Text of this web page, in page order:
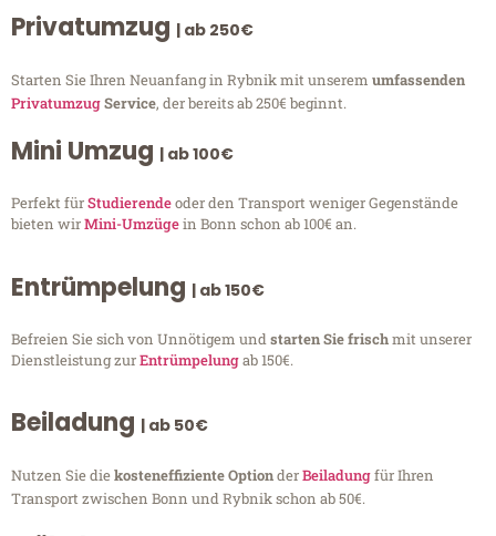
Privatumzug | ab 250€
Starten Sie Ihren Neuanfang in Rybnik mit unserem umfassenden
PrivatumzugService, der bereits ab 250€ beginnt.
Mini Umzug | ab 100€
Perfekt fürStudierendeoder den Transport weniger Gegenstände
bieten wirMini-Umzügein Bonn schon ab 100€ an.
Entrümpelung | ab 150€
Befreien Sie sich von Unnötigem undstarten Sie frischmit unserer
Dienstleistung zurEntrümpelungab 150€.
Beiladung | ab 50€
Nutzen Sie diekosteneffiziente OptionderBeiladungfür Ihren
Transport zwischen Bonn und Rybnik schon ab 50€.